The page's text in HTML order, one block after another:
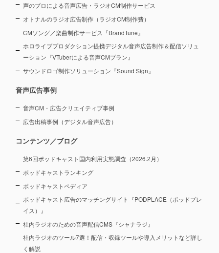
声のプロによる音声広告・ラジオCM制作サービス
オトナルのラジオ広告制作（ラジオCM制作費）
CMソング／楽曲制作サービス『BrandTune』
ホロライブプロダクション提携デジタル音声広告制作＆配信ソリュ
ーション 『VTuberによる音声CMプラン』
サウンドロゴ制作ソリューション『Sound Sign』
音声広告事例
音声CM・広告クリエイティブ事例
広告出稿事例（デジタル音声広告）
コンテンツ／ブログ
第6回ポッドキャスト国内利用実態調査（2026.2月）
ポッドキャストランキング
ポッドキャストペディア
ポッドキャスト広告のマッチングサイト『PODPLACE（ポッドプレ
イス）』
社内ラジオのための音声配信CMS『シャナラジ』
社内ラジオのツール7選！配信・収録ツールや導入メリットなど詳し
く解説